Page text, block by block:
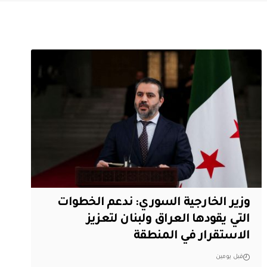
وزير الخارجية السوري: ندعم الخطوات
التي يقودها العراق ولبنان لتعزيز
الاستقرار في المنطقة
قبل يومين